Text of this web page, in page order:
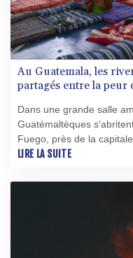
Au Guatemala, les
partagés entre la
Dans une grande salle
Guatémaltèques
Fuego, près de la
balayés par une coulée
LIRE LA SUITE